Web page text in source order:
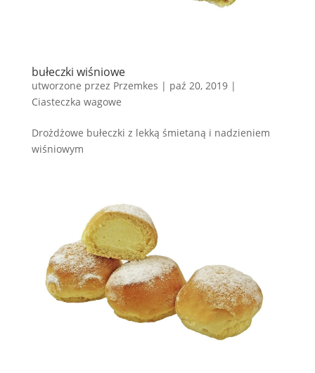
bułeczki wiśniowe
utworzone przez Przemkes | paź 20, 2019|
Ciasteczka wagowe
Drożdżowe bułeczki z lekką śmietaną i nadzieniem
wiśniowym